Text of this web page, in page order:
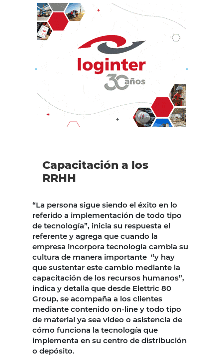
Capacitación a los
RRHH
“La persona sigue siendo el éxito en lo
referido a implementación de todo tipo
de tecnología”, inicia su respuesta el
referente y agrega que cuando la
empresa incorpora tecnología cambia su
cultura de manera importante “y hay
que sustentar este cambio mediante la
capacitación de los recursos humanos”,
indica y detalla que desde Elettric 80
Group, se acompaña a los clientes
mediante contenido on-line y todo tipo
de material ya sea video o asistencia de
cómo funciona la tecnología que
implementa en su centro de distribución
o depósito.